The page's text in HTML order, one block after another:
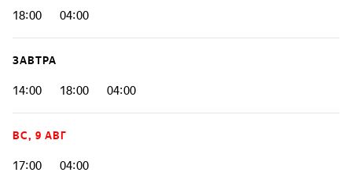
18:00 04:00
ЗАВТРА
14:00 18:00 04:00
ВС, 9 АВГ
17:00 04:00